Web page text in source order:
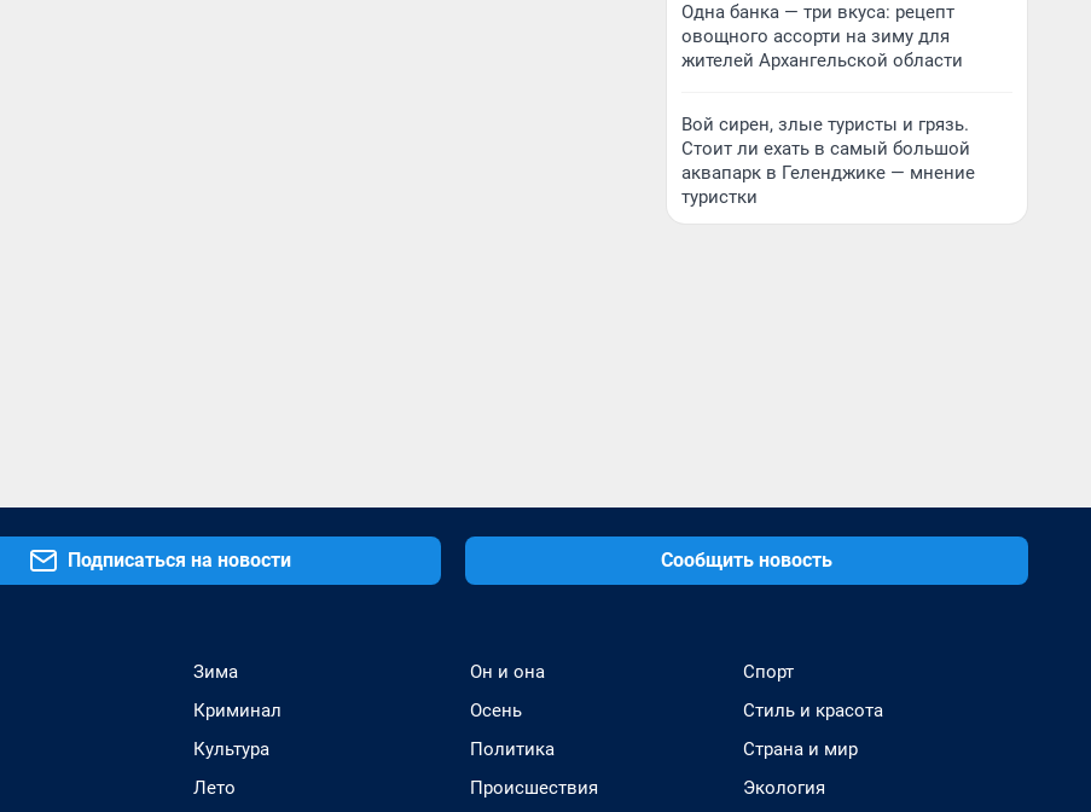
Одна банка — три вкуса: рецепт
овощного ассорти на зиму для
жителей Архангельской области
Вой сирен, злые туристы и грязь.
Стоит ли ехать в самый большой
аквапарк в Геленджике — мнение
туристки
Подписаться на новости Сообщить новость
Зима
Криминал
Культура
Лето
Он и она
Осень
Политика
Происшествия
Спорт
Стиль и красота
Страна и мир
Экология